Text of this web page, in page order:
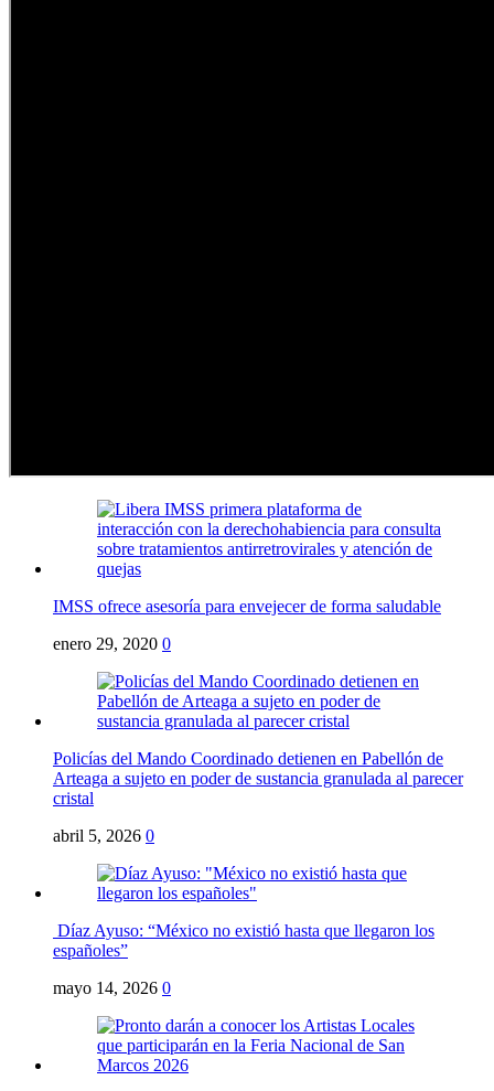
IMSS ofrece asesoría para envejecer de forma saludable
enero 29, 2020 0
Policías del Mando Coordinado detienen en Pabellón de
Arteaga a sujeto en poder de sustancia granulada al parecer
cristal
abril 5, 2026 0
Díaz Ayuso: “México no existió hasta que llegaron los
españoles”
mayo 14, 2026 0